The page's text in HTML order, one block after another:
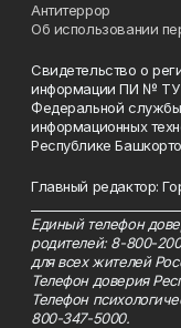
Антитеррор
Об использовании
Свидетельство о
информации ПИ № ТУ
Федеральной
информационных
Республике
Главный редактор:
Единый телефон
родителей: 8-800-
для всех жителей
Телефон доверия
Телефон
800-347-5000.